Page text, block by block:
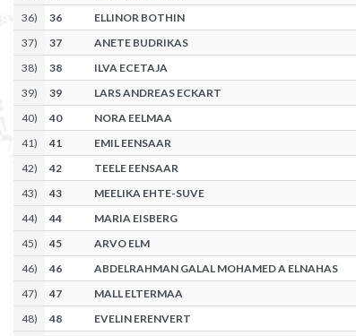
36) 36 ELLINOR BOTHIN
37) 37 ANETE BUDRIKAS
38) 38 ILVA ECETAJA
39) 39 LARS ANDREAS ECKART
40) 40 NORA EELMAA
41) 41 EMIL EENSAAR
42) 42 TEELE EENSAAR
43) 43 MEELIKA EHTE-SUVE
44) 44 MARIA EISBERG
45) 45 ARVO ELM
46) 46 ABDELRAHMAN GALAL MOHAMED A ELNAHAS
47) 47 MALL ELTERMAA
48) 48 EVELIN ERENVERT